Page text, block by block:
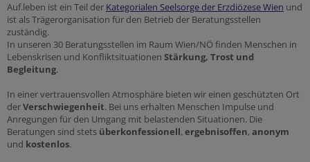
Auf.leben ist ein Teil der Kategorialen Seelsorge der Erzdiözese Wien und
ist als Trägerorganisation für den Betrieb der Beratungsstellen
zuständig.
In unseren 30 Beratungsstellen im Raum Wien/NÖ finden Menschen in
Lebenskrisen und Konfliktsituationen Stärkung, Trost und
Begleitung.
In einer vertrauensvollen Atmosphäre bieten wir einen geschützten Ort
derVerschwiegenheit. Bei uns erhalten Menschen Impulse und
Anregungen für den Umgang mit belastenden Situationen. Die
Beratungen sind stets überkonfessionell,ergebnisoffen,anonym
und kostenlos.